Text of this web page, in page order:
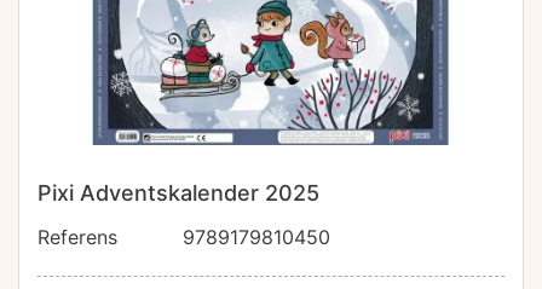
Pixi Adventskalender 2025
Referens 9789179810450